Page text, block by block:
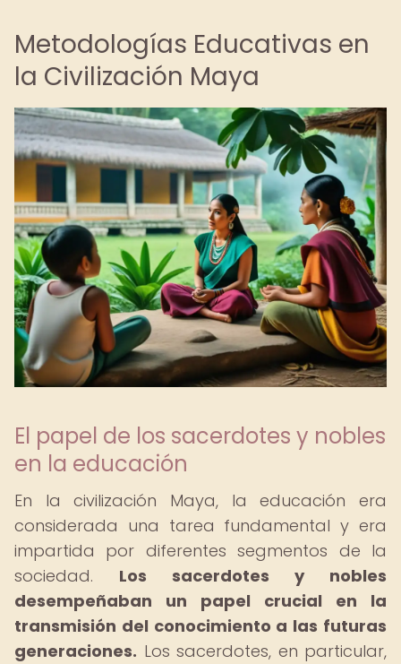
Metodologías Educativas en
la Civilización Maya
El papel de los sacerdotes y nobles
en la educación
En la civilización Maya, la educación era
considerada una tarea fundamental y era
impartida por diferentes segmentos de la
sociedad. Los sacerdotes y nobles
desempeñaban un papel crucial en la
transmisión del conocimiento a las futuras
generaciones. Los sacerdotes, en particular,